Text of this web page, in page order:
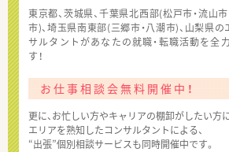
東京都、茨城県、千葉県北西部(松戸市・流山市
市)、埼玉県南東部(三郷市・八潮市)、山梨県
サルタントがあなたの就職・転職活動を全
す！
お仕事相談会無料開催中！
更に、お忙しい方やキャリアの棚卸がしたい方
エリアを熟知したコンサルタントによる、
“出張”個別相談サービスも同時開催中です。